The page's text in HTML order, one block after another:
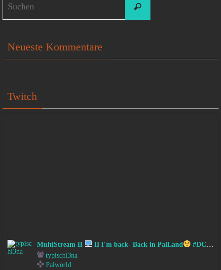
Suchen
Neueste Kommentare
Twitch
MultiStream II II I´m back- Back in PalLand
#DC #FSK18
typischl3na
Palworld